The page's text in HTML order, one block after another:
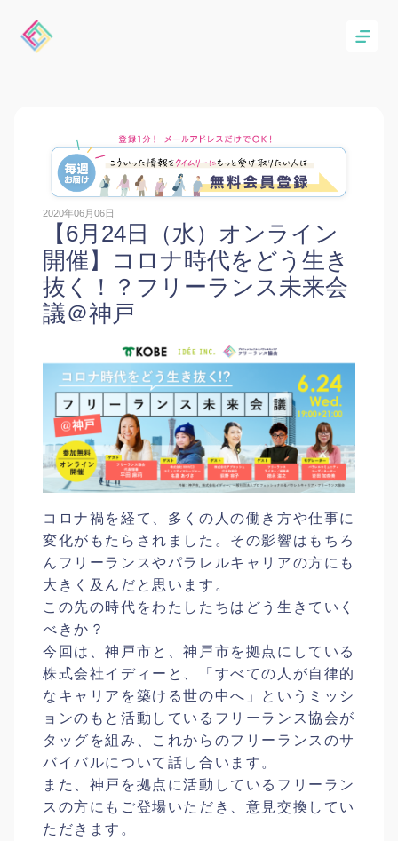
2020年06月06日
【6月24日（水）オンライン
開催】コロナ時代をどう生き
抜く！？フリーランス未来会
議＠神戸
コロナ禍を経て、多くの人の働き方や仕事に
変化がもたらされました。その影響はもちろ
んフリーランスやパラレルキャリアの方にも
大きく及んだと思います。
この先の時代をわたしたちはどう生きていく
べきか？
今回は、神戸市と、神戸市を拠点にしている
株式会社イディーと、「すべての人が自律的
なキャリアを築ける世の中へ」というミッシ
ョンのもと活動しているフリーランス協会が
タッグを組み、これからのフリーランスのサ
バイバルについて話し合います。
また、神戸を拠点に活動しているフリーラン
スの方にもご登場いただき、意見交換してい
ただきます。